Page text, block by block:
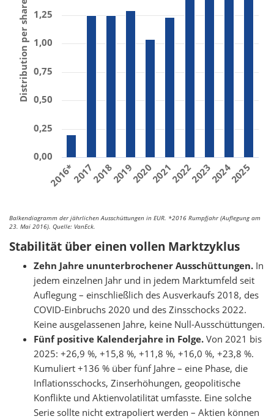
Distribution per share (€)
2016*201720182019202020212022202320242025
0,00
0,25
0,50
0,75
1,00
1,25
Balkendiagramm der jährlichen Ausschüttungen in EUR. *2016 Rumpfjahr (Auflegung am
23. Mai 2016). Quelle: VanEck.
Stabilität über einen vollen Marktzyklus
Zehn Jahre ununterbrochener Ausschüttungen. In
jedem einzelnen Jahr und in jedem Marktumfeld seit
Auflegung – einschließlich des Ausverkaufs 2018, des
COVID-Einbruchs 2020 und des Zinsschocks 2022.
Keine ausgelassenen Jahre, keine Null-Ausschüttungen.
Fünf positive Kalenderjahre in Folge. Von 2021 bis
2025: +26,9 %, +15,8 %, +11,8 %, +16,0 %, +23,8 %.
Kumuliert +136 % über fünf Jahre – eine Phase, die
Inflationsschocks, Zinserhöhungen, geopolitische
Konflikte und Aktienvolatilität umfasste. Eine solche
Serie sollte nicht extrapoliert werden – Aktien können